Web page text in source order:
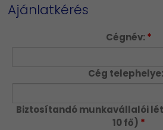
Ajánlatkérés
Cégnév:*
Cég telephelye:
Biztosítandó munkavállalói
10 fő) *